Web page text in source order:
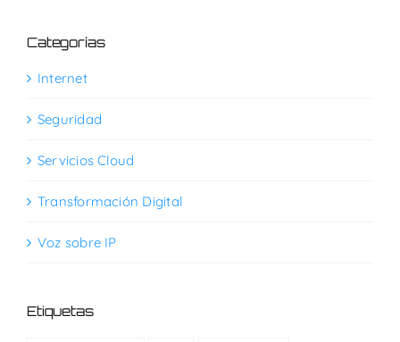
Categorías
Internet
Seguridad
Servicios Cloud
Transformación Digital
Voz sobre IP
Etiquetas